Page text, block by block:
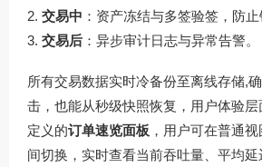
交易中 ：资产冻结与多签验签，防止
交易后 ：异步审计日志与异常告警。
所有交易数据实时冷备份至离线存储,
击，也能从秒级快照恢复，用户体验
定义的订单速览面板 ，用户可在普通
间切换，实时查看当前吞吐量、平均延